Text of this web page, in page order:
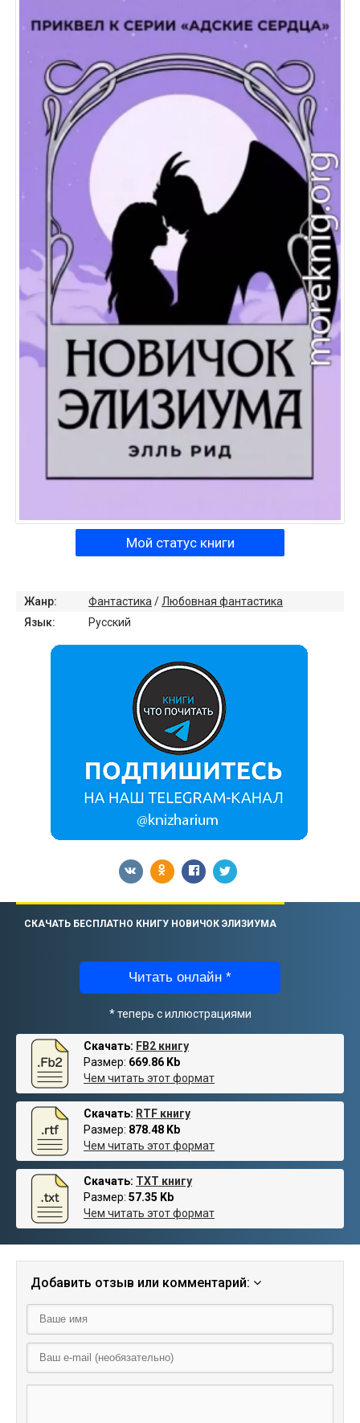
Мой статус книги
Жанр: Фантастика/Любовная фантастика
Язык:
Русский
СКАЧАТЬ БЕСПЛАТНО КНИГУ НОВИЧОК ЭЛИЗИУМА
Читать онлайн *
* теперь с иллюстрациями
Скачать: FB2 книгу
Размер: 669.86 Kb
Чем читать этот формат
Скачать: RTF книгу
Размер: 878.48 Kb
Чем читать этот формат
Скачать: TXT книгу
Размер: 57.35 Kb
Чем читать этот формат
Добавить отзыв или комментарий: